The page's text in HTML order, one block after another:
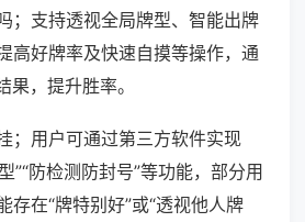
；支持透视全局牌型、智能出牌
高好牌率及快速自摸等操作，通
，提升胜率。
；用户可通过第三方软件实现
”“防检测防封号”等功能，部分用
存在“牌特别好”或“透视他人牌